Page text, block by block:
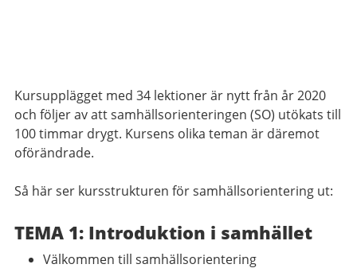
Kursupplägget med 34 lektioner är nytt från år 2020
och följer av att samhällsorienteringen (SO) utökats till
100 timmar drygt. Kursens olika teman är däremot
oförändrade.
Så här ser kursstrukturen för samhällsorientering ut:
TEMA 1: Introduktion i samhället
Välkommen till samhällsorientering